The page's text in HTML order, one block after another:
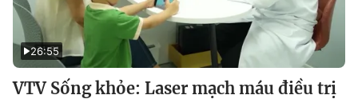
26:55
VTV Sống khỏe: Laser mạch máu điều trị